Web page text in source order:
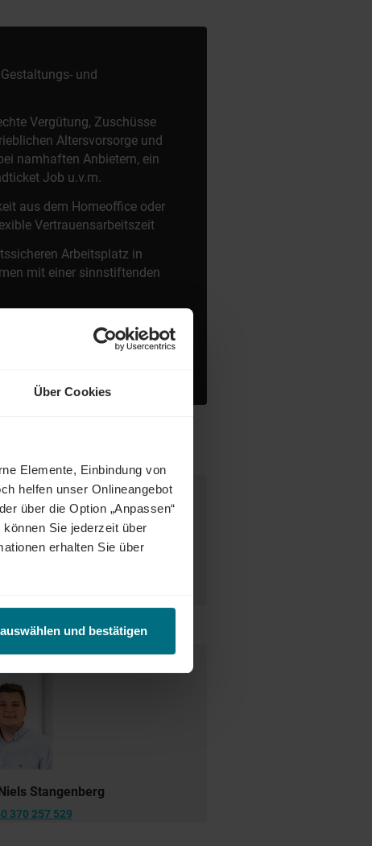
Über Cookies
Elemente, Einbindung von
helfen unser Onlineangebot
über die Option „Anpassen“
Sie jederzeit über
erhalten Sie über
und bestätigen
und
Vergütung, Zuschüsse
Altersvorsorge und
namhaften Anbietern, ein
Job u.v.m.
aus dem Homeoffice oder
Vertrauensarbeitszeit
Arbeitsplatz in
mit einer sinnstiftenden
Arbeitsumfeld
warten attraktive Jobs,
Match zwischen Talenten und
stetig weiter und eröffnet auch
oder im internen
Ansprechperson
Stangenberg
370 257 529